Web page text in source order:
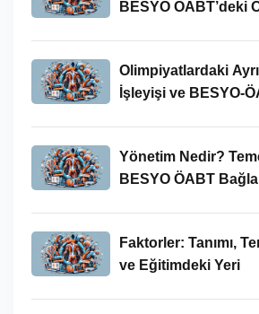
BESYO ÖABT’deki
Olimpiyatlardaki
İşleyişi ve BESYO-
Yönetim Nedir?
BESYO ÖABT
Faktorler: Tanımı,
ve Eğitimdeki Yeri